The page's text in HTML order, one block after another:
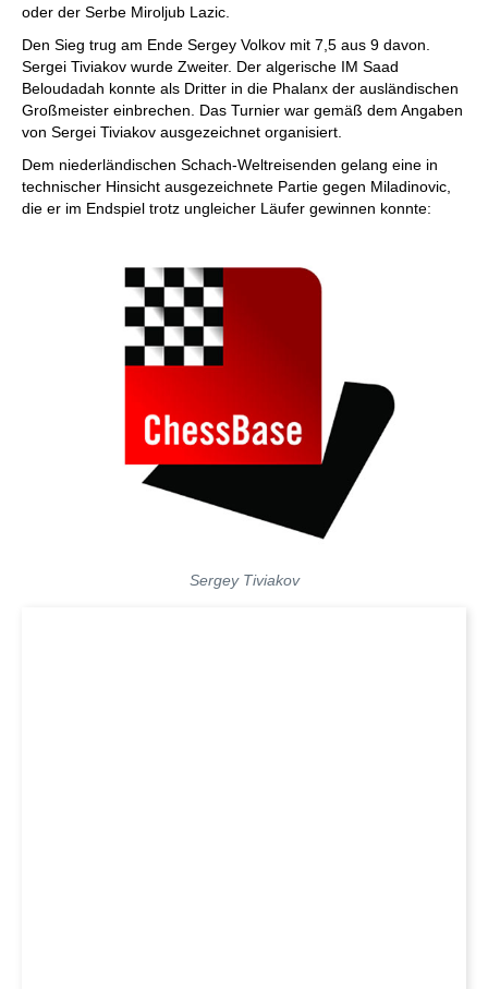
oder der Serbe Miroljub Lazic.
Den Sieg trug am Ende Sergey Volkov mit 7,5 aus 9 davon.
Sergei Tiviakov wurde Zweiter. Der algerische IM Saad
Beloudadah konnte als Dritter in die Phalanx der ausländischen
Großmeister einbrechen. Das Turnier war gemäß dem Angaben
von Sergei Tiviakov ausgezeichnet organisiert.
Dem niederländischen Schach-Weltreisenden gelang eine in
technischer Hinsicht ausgezeichnete Partie gegen Miladinovic,
die er im Endspiel trotz ungleicher Läufer gewinnen konnte:
Sergey Tiviakov